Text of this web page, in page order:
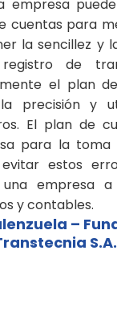
empresa
cuentas para
la sencillez y
de
el plan
precisión y
El plan de
para la toma
estos
empresa a
y contables.
–
S.A.